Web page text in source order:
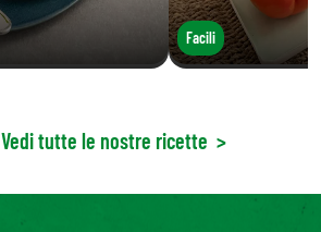
Facili
Vedi tutte le nostre ricette >